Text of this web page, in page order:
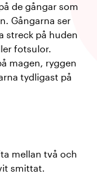
de gångar som
Gångarna ser
streck på huden
fotsulor.
magen, ryggen
tydligast på
mellan två och
smittat.